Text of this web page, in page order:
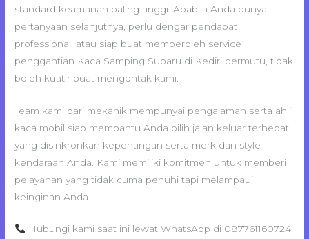
standard keamanan paling tinggi. Apabila Anda punya
pertanyaan selanjutnya, perlu dengar pendapat
professional, atau siap buat memperoleh service
penggantian Kaca Samping Subaru di Kediri bermutu, tidak
boleh kuatir buat mengontak kami.
Team kami dari mekanik mempunyai pengalaman serta ahli
kaca mobil siap membantu Anda pilih jalan keluar terhebat
yang disinkronkan kepentingan serta merk dan style
kendaraan Anda. Kami memiliki komitmen untuk memberi
pelayanan yang tidak cuma penuhi tapi melampaui
keinginan Anda.
Hubungi kami saat ini lewat WhatsApp di 087761160724